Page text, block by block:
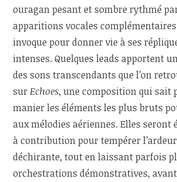
ouragan pesant et sombre rythmé
apparitions vocales
invoque pour donner vie à ses
intenses. Quelques leads apportent
des sons transcendants que l’on
surEchoes, une composition qui sait
manier les éléments les plus bruts
aux mélodies aériennes. Elles seront
à contribution pour tempérer
déchirante, tout en laissant parfois
orchestrations démonstratives, avant